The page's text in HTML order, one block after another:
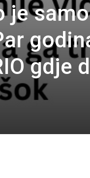
je
gdje